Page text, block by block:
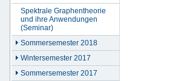
Spektrale Graphentheorie
und ihre Anwendungen
(Seminar)
Sommersemester 2018
Wintersemester 2017
Sommersemester 2017